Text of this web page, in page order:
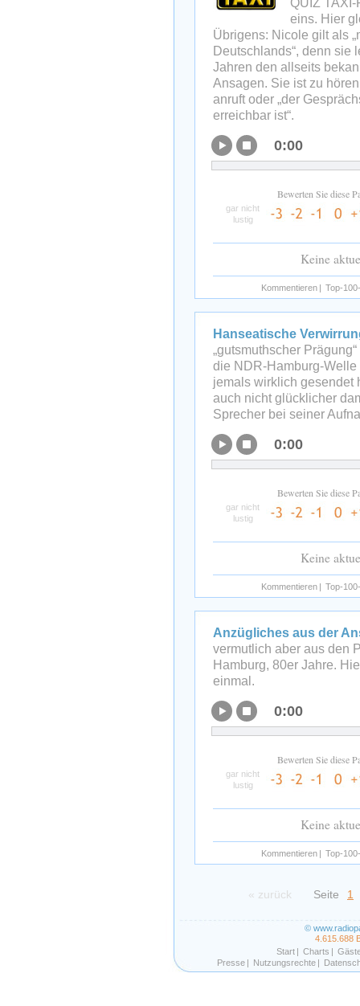
QUIZ
eins. Hier
Übrigens: Nicole gilt als
Deutschlands“, denn sie
Jahren den allseits
Ansagen. Sie ist zu
anruft oder „der
erreichbar ist“.
0:00
Bewerten Sie diese
gar nicht
lustig
Keine
Kommentieren | Top-
Hanseatische
„gutsmuthscher
die NDR-Hamburg-
jemals wirklich gesendet
auch nicht glücklicher
Sprecher bei seiner
0:00
Bewerten Sie diese
gar nicht
lustig
Keine
Kommentieren | Top-
Anzügliches aus der
vermutlich aber aus den
Hamburg, 80er Jahre.
einmal.
0:00
Bewerten Sie diese
gar nicht
lustig
Keine
Kommentieren | Top-
« zurück Seite 1
©
4.615.688
Start | Charts |
Presse | Nutzungsrechte |